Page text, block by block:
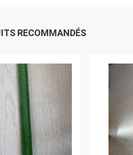
RECOMMANDÉS